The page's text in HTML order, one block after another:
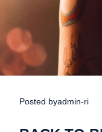
Posted byadmin-ri